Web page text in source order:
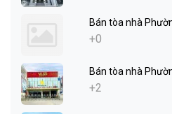
Bán tòa nhà
+0
Bán tòa nhà
+2